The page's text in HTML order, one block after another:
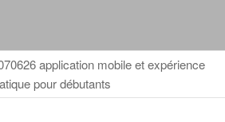
application mobile et expérience
pour débutants